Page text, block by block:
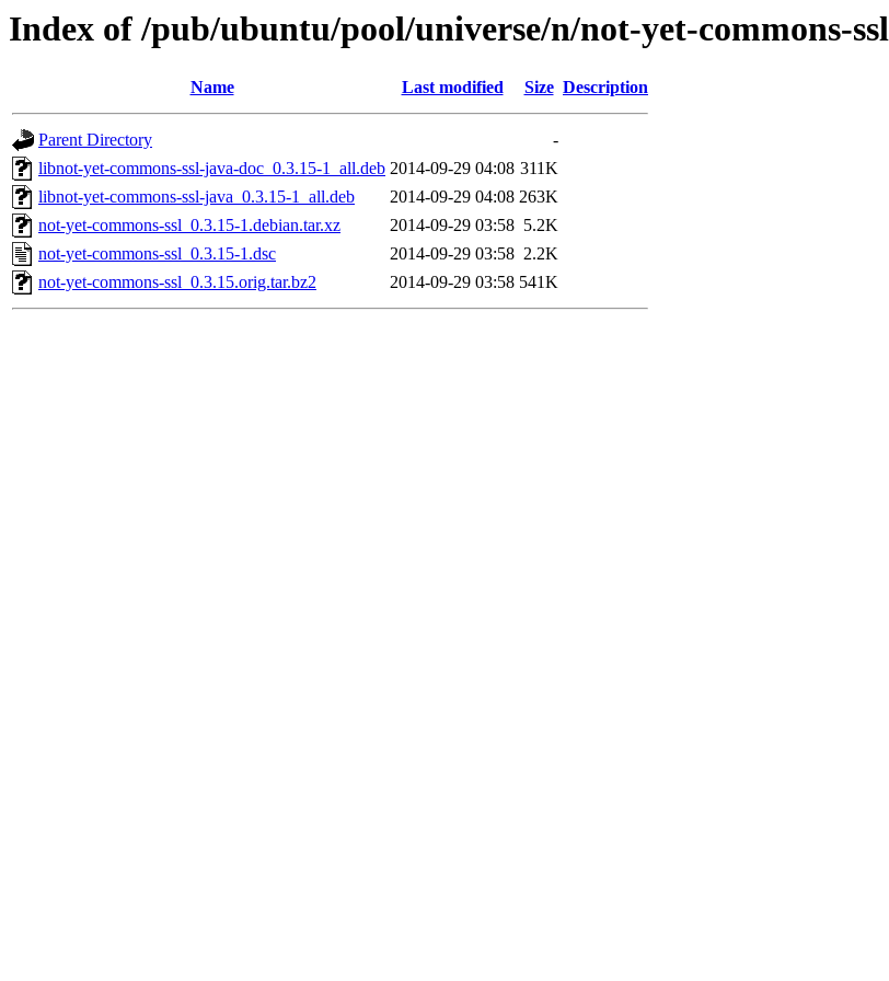
Index of /pub/ubuntu/pool/universe/n/not-yet-commons-ssl
Name Last modified Size Description
Parent Directory
-
libnot-yet-commons-ssl-java-doc_0.3.15-1_all.deb 2014-09-29 04:08 311K
libnot-yet-commons-ssl-java_0.3.15-1_all.deb
2014-09-29 04:08 263K
not-yet-commons-ssl_0.3.15-1.debian.tar.xz
2014-09-29 03:58 5.2K
not-yet-commons-ssl_0.3.15-1.dsc
2014-09-29 03:58 2.2K
not-yet-commons-ssl_0.3.15.orig.tar.bz2
2014-09-29 03:58 541K